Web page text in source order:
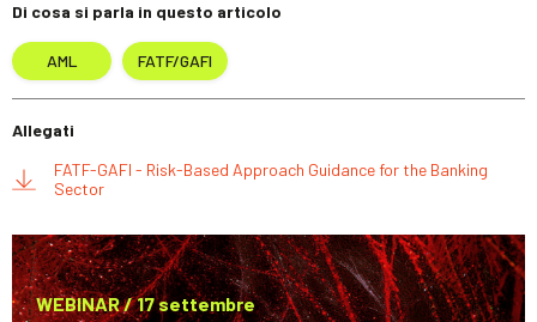
Di cosa si parla in questo articolo
AML FATF/GAFI
Allegati
FATF-GAFI - Risk-Based Approach Guidance for the Banking
Sector
WEBINAR / 17 settembre